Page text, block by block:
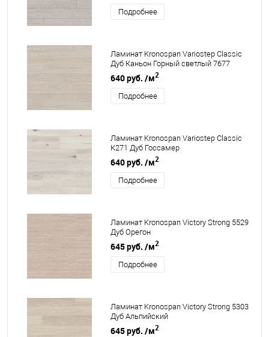
Подробнее
Ламинат Kronospan Variostep Classic
Дуб Каньон Горный светлый 7677
640 руб. /м2
Подробнее
Ламинат Kronospan Variostep Classic
К271 Дуб Госсамер
640 руб. /м2
Подробнее
Ламинат Kronospan Victory Strong 5529
Дуб Орегон
645 руб. /м2
Подробнее
Ламинат Kronospan Victory Strong 5303
Дуб Альпийский
645 руб. /м2